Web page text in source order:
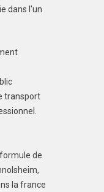
dans l'un
transport
de
la france